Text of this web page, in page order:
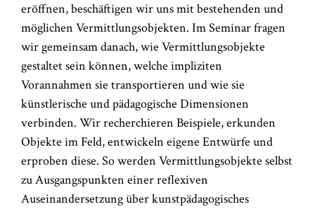
eröffnen, beschäftigen wir uns mit bestehenden und
möglichen Vermittlungsobjekten. Im Seminar fragen
wir gemeinsam danach, wie Vermittlungsobjekte
gestaltet sein können, welche impliziten
Vorannahmen sie transportieren und wie sie
künstlerische und pädagogische Dimensionen
verbinden. Wir recherchieren Beispiele, erkunden
Objekte im Feld, entwickeln eigene Entwürfe und
erproben diese. So werden Vermittlungsobjekte selbst
zu Ausgangspunkten einer reflexiven
Auseinandersetzung über kunstpädagogisches